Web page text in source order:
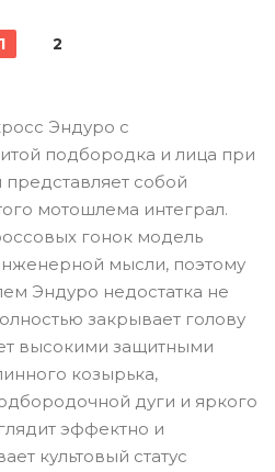
1 2
Эндуро с
подбородка и лица при
собой
мотошлема интеграл.
гонок модель
мысли, поэтому
Эндуро недостатка не
закрывает голову
высокими защитными
козырька,
дуги и яркого
эффектно и
культовый статус